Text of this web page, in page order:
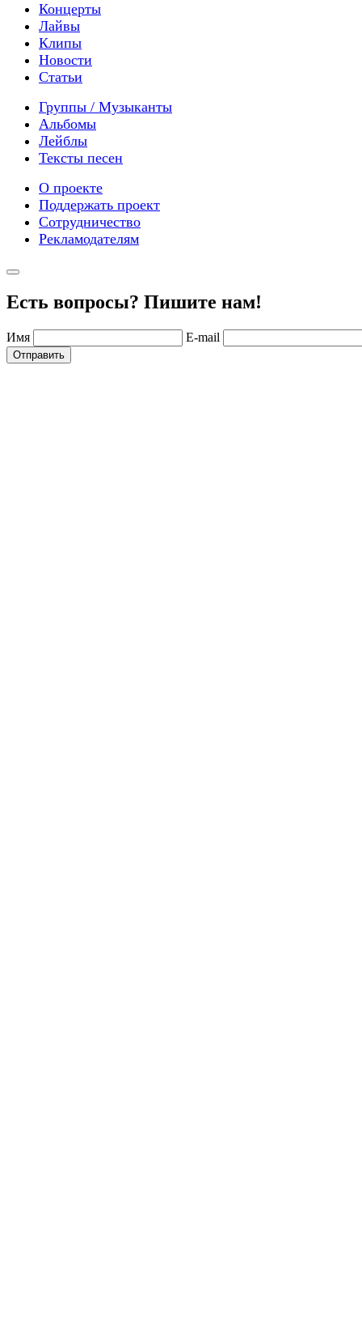
Концерты
Лайвы
Клипы
Новости
Статьи
Группы / Музыканты
Альбомы
Лейблы
Тексты песен
О проекте
Поддержать проект
Сотрудничество
Рекламодателям
Есть вопросы? Пишите нам!
Имя E-mail